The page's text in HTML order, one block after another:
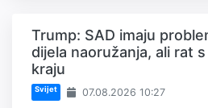
Trump: SAD imaju
dijela naoružanja, ali rat
kraju
Svijet 07.08.2026 10:27